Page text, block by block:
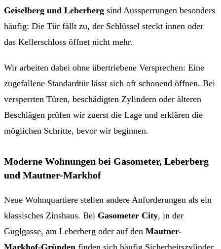
Geiselberg und Leberberg sind Aussperrungen besonders
häufig: Die Tür fällt zu, der Schlüssel steckt innen oder
das Kellerschloss öffnet nicht mehr.
Wir arbeiten dabei ohne übertriebene Versprechen: Eine
zugefallene Standardtür lässt sich oft schonend öffnen. Bei
versperrten Türen, beschädigten Zylindern oder älteren
Beschlägen prüfen wir zuerst die Lage und erklären die
möglichen Schritte, bevor wir beginnen.
Moderne Wohnungen bei Gasometer, Leberberg
und Mautner-Markhof
Neue Wohnquartiere stellen andere Anforderungen als ein
klassisches Zinshaus. Bei Gasometer City, in der
Guglgasse, am Leberberg oder auf den Mautner-
Markhof-Gründen finden sich häufig Sicherheitszylinder,